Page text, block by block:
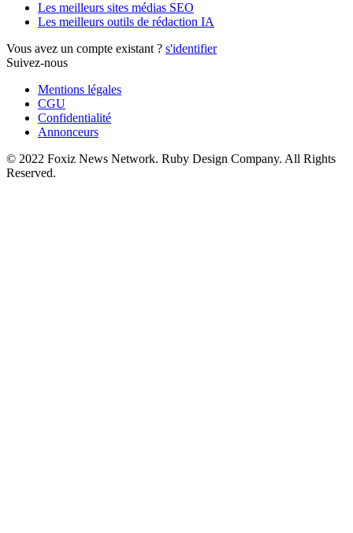
Les meilleurs sites médias SEO
Les meilleurs outils de rédaction IA
Vous avez un compte existant ? s'identifier
Suivez-nous
Mentions légales
CGU
Confidentialité
Annonceurs
© 2022 Foxiz News Network. Ruby Design Company. All Rights
Reserved.